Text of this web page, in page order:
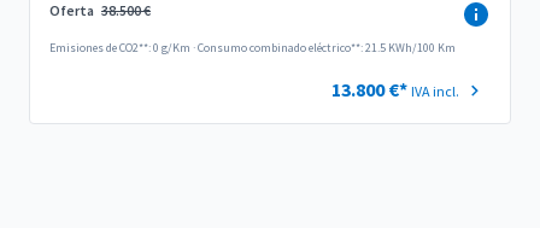
Oferta 38.500 €
Emisiones de CO2**: 0 g/Km ·Consumo combinado eléctrico**: 21.5 KWh/100 Km
13.800 €* IVA incl.